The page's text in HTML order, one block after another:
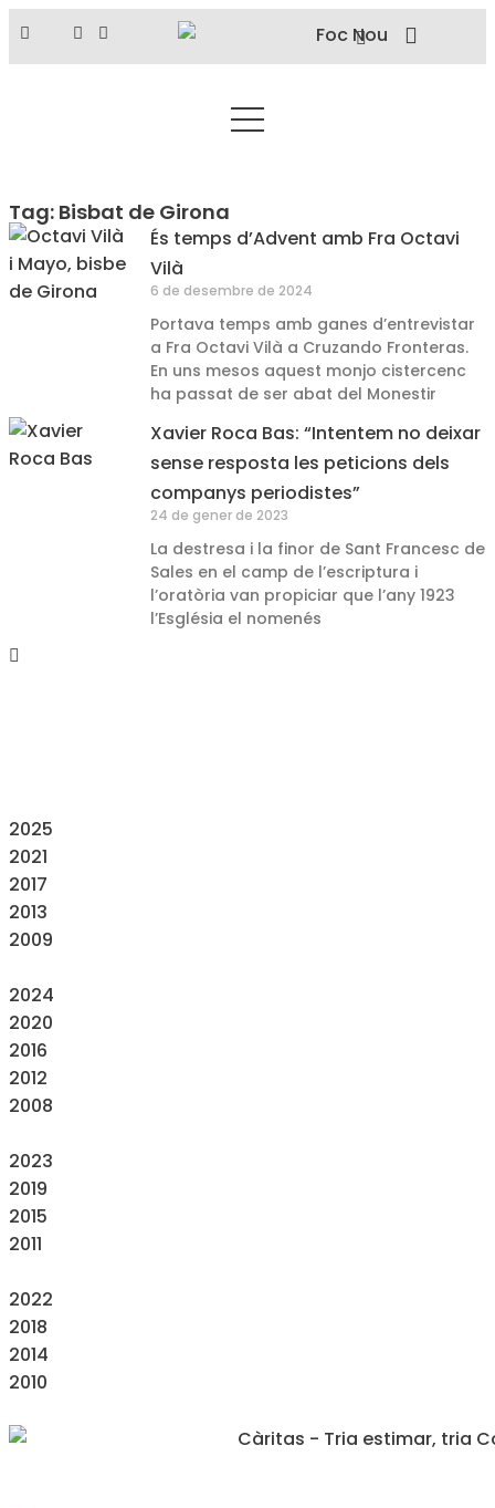
Tag: Bisbat de Girona
És temps d’Advent amb Fra Octavi
Vilà
6 de desembre de 2024
Portava temps amb ganes d’entrevistar
a Fra Octavi Vilà a Cruzando Fronteras.
En uns mesos aquest monjo cistercenc
ha passat de ser abat del Monestir
Xavier Roca Bas: “Intentem no deixar
sense resposta les peticions dels
companys periodistes”
24 de gener de 2023
La destresa i la finor de Sant Francesc de
Sales en el camp de l’escriptura i
l’oratòria van propiciar que l’any 1923
l’Església el nomenés
2025
2021
2017
2013
2009
2024
2020
2016
2012
2008
2023
2019
2015
2011
2022
2018
2014
2010